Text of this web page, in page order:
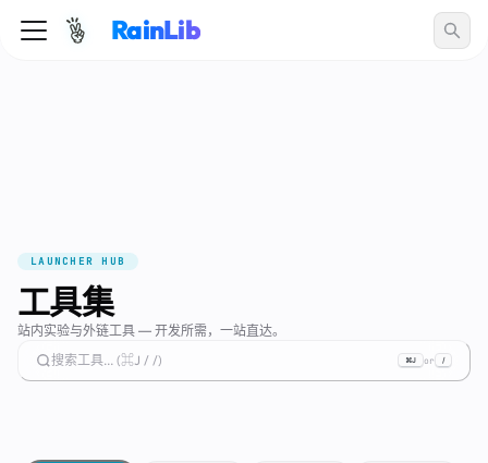
RainLib
LAUNCHER HUB
工具集
站内实验与外链工具 — 开发所需，一站直达。
搜索工具... (⌘J / /)
⌘J or /